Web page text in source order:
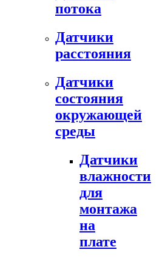
потока
Датчики
расстояния
Датчики
состояния
окружающей
среды
Датчики
влажности
для
монтажа
на
плате